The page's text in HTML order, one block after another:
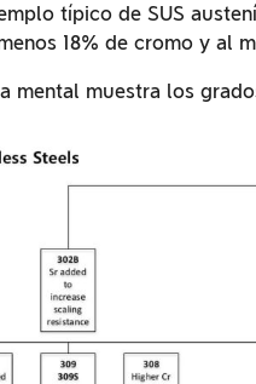
típico de SUS
18% de cromo y al
mental muestra los